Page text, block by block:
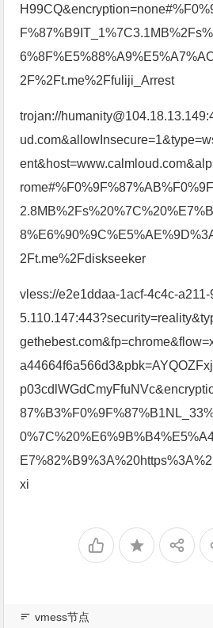
2F%2Ft.me%2Ffuliji_Arrest
trojan://
2Ft.me%2Fdiskseeker
vless://e2e1ddaa-1acf-4c4c-
xi
vmess节点